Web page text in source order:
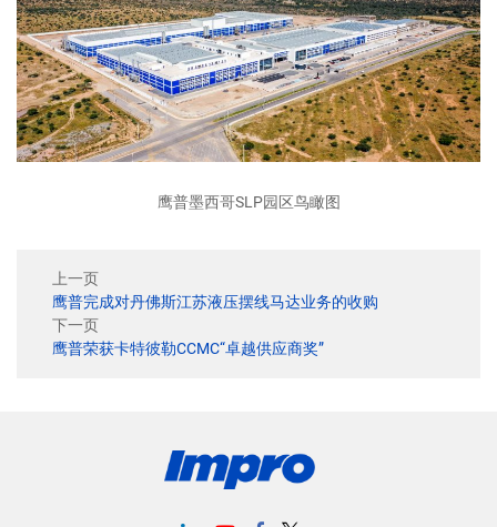
鹰普墨西哥SLP园区鸟瞰图
上一页
鹰普完成对丹佛斯江苏液压摆线马达业务的收购
下一页
鹰普荣获卡特彼勒CCMC“卓越供应商奖”